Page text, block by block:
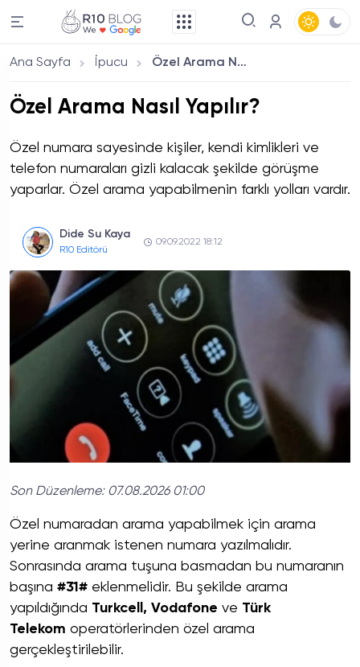
Ana Sayfa İpucu Özel Arama Nasıl Yapılır?
Özel Arama Nasıl Yapılır?
Özel numara sayesinde kişiler, kendi kimlikleri ve
telefon numaraları gizli kalacak şekilde görüşme
yaparlar. Özel arama yapabilmenin farklı yolları vardır.
Dide Su Kaya
R10 Editörü
09.09.2022 18:12
Son Düzenleme: 07.08.2026 01:00
Özel numaradan arama yapabilmek için arama
yerine aranmak istenen numara yazılmalıdır.
Sonrasında arama tuşuna basmadan bu numaranın
başına #31# eklenmelidir. Bu şekilde arama
yapıldığında Turkcell, Vodafone ve Türk
Telekom operatörlerinden özel arama
gerçekleştirilebilir.